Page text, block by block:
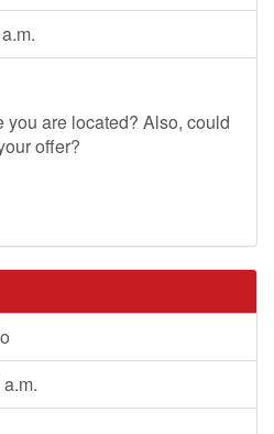
are located? Also, could
offer?